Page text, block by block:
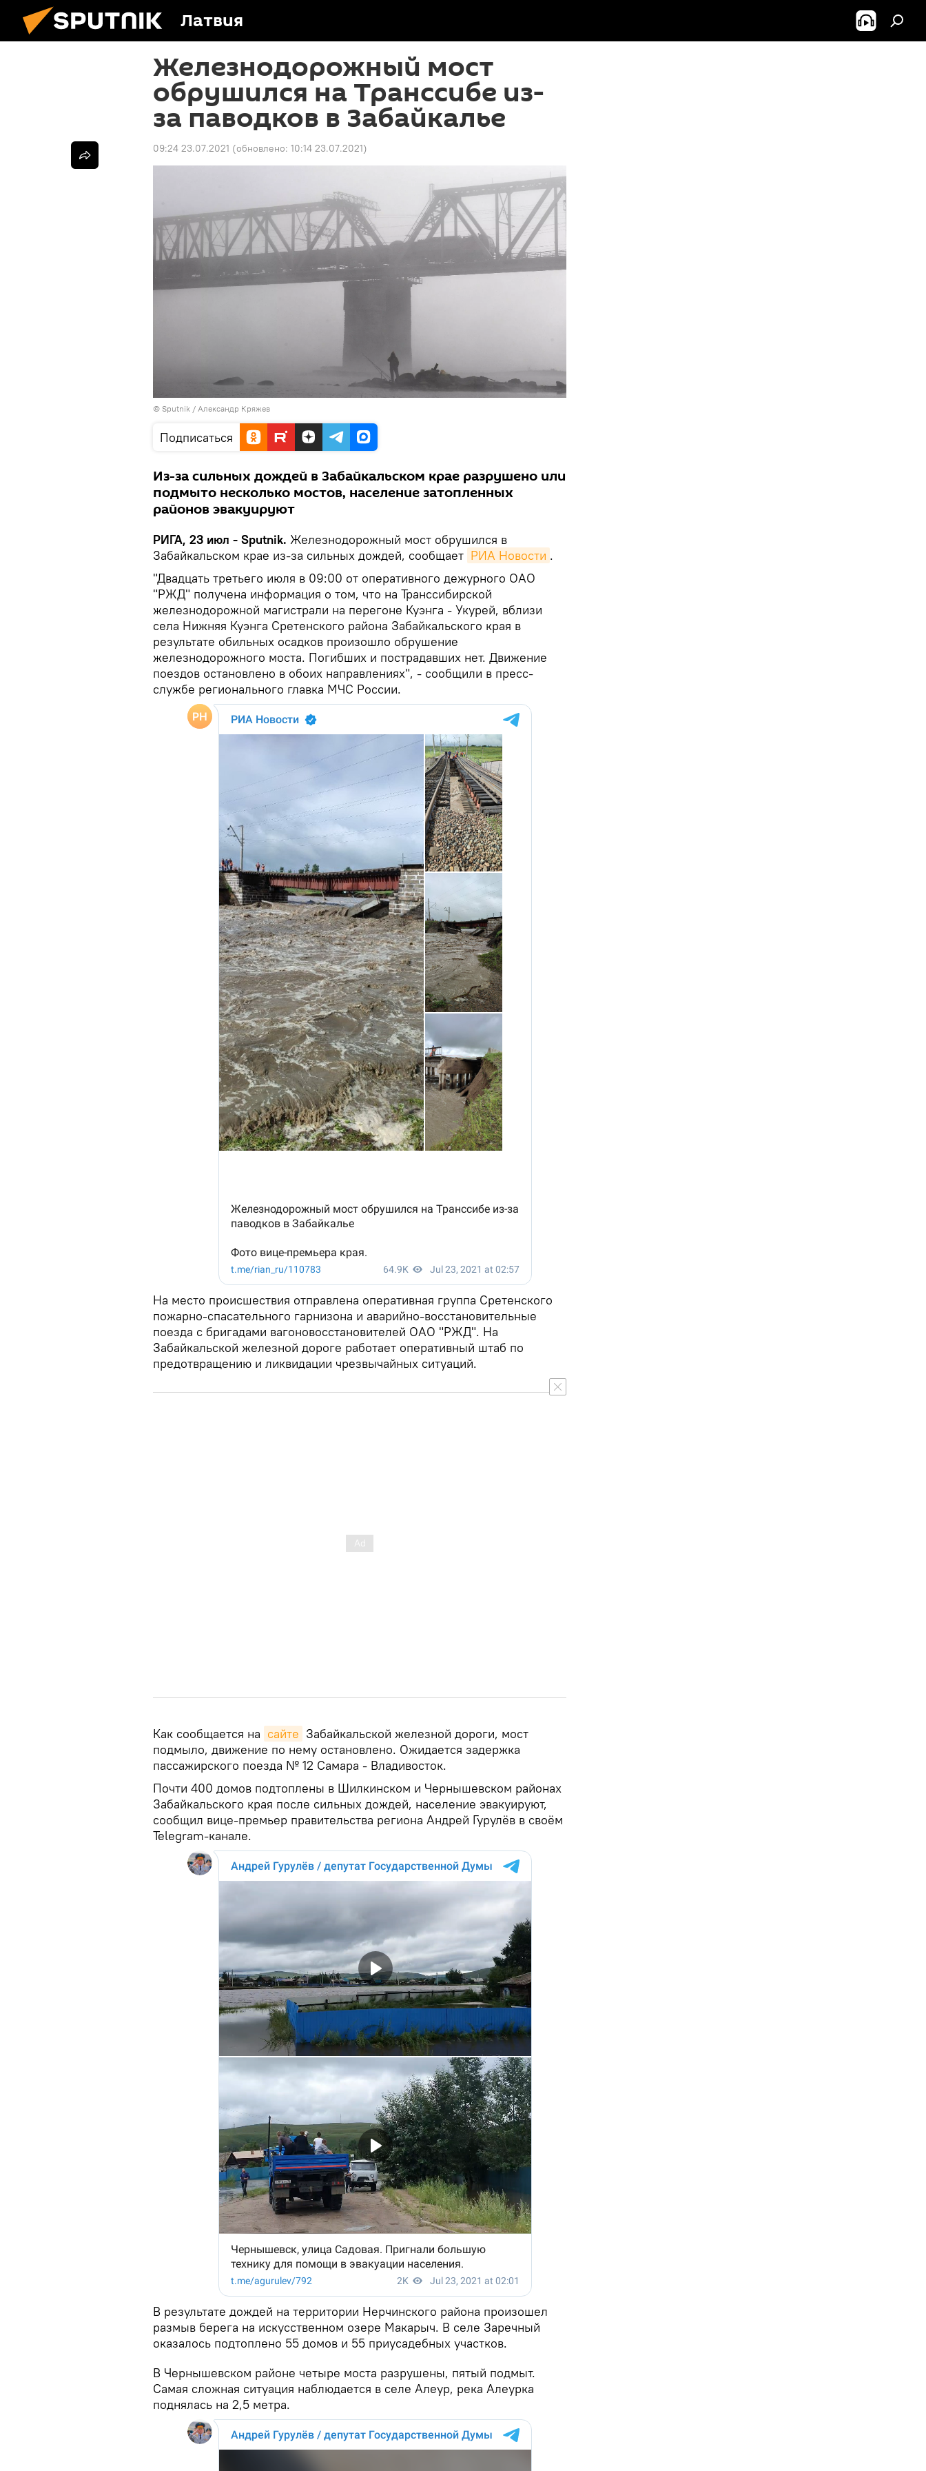
Латвия
Железнодорожный мост
обрушился на Транссибе из-
за паводков в Забайкалье
09:24 23.07.2021 (обновлено: 10:14 23.07.2021)
© Sputnik / Александр Кряжев
Подписаться
Из-за сильных дождей в Забайкальском крае разрушено или
подмыто несколько мостов, население затопленных
районов эвакуируют
РИГА, 23 июл - Sputnik. Железнодорожный мост обрушился в
Забайкальском крае из-за сильных дождей, сообщает РИА Новости .
"Двадцать третьего июля в 09:00 от оперативного дежурного ОАО
"РЖД" получена информация о том, что на Транссибирской
железнодорожной магистрали на перегоне Куэнга - Укурей, вблизи
села Нижняя Куэнга Сретенского района Забайкальского края в
результате обильных осадков произошло обрушение
железнодорожного моста. Погибших и пострадавших нет. Движение
поездов остановлено в обоих направлениях", - сообщили в пресс-
службе регионального главка МЧС России.
На место происшествия отправлена оперативная группа Сретенского
пожарно-спасательного гарнизона и аварийно-восстановительные
поезда с бригадами вагоновосстановителей ОАО "РЖД". На
Забайкальской железной дороге работает оперативный штаб по
предотвращению и ликвидации чрезвычайных ситуаций.
Как сообщается на сайте Забайкальской железной дороги, мост
подмыло, движение по нему остановлено. Ожидается задержка
пассажирского поезда № 12 Самара - Владивосток.
Почти 400 домов подтоплены в Шилкинском и Чернышевском районах
Забайкальского края после сильных дождей, население эвакуируют,
сообщил вице-премьер правительства региона Андрей Гурулёв в своём
Telegram-канале.
В результате дождей на территории Нерчинского района произошел
размыв берега на искусственном озере Макарыч. В селе Заречный
оказалось подтоплено 55 домов и 55 приусадебных участков.
В Чернышевском районе четыре моста разрушены, пятый подмыт.
Самая сложная ситуация наблюдается в селе Алеур, река Алеурка
поднялась на 2,5 метра.